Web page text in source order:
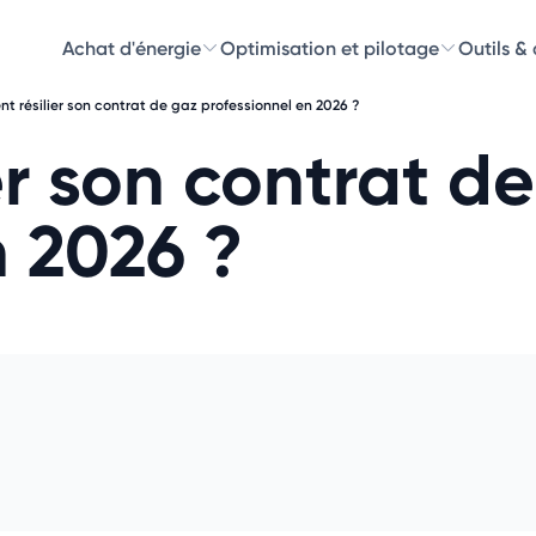
Achat d'énergie Optimisation et pilotage Outils &
résilier son contrat de gaz professionnel en 2026 ?
son contrat
?
Choisissez les